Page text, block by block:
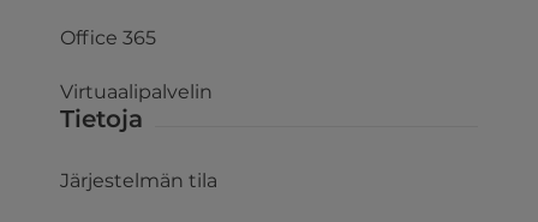
Office 365
Virtuaalipalvelin
Tietoja
Järjestelmän tila